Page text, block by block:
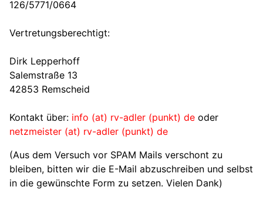
126/5771/0664
Vertretungsberechtigt:
Dirk Lepperhoff
Salemstraße 13
42853 Remscheid
Kontakt über: info (at) rv-adler (punkt) de oder
netzmeister (at) rv-adler (punkt) de
(Aus dem Versuch vor SPAM Mails verschont zu
bleiben, bitten wir die E-Mail abzuschreiben und selbst
in die gewünschte Form zu setzen. Vielen Dank)